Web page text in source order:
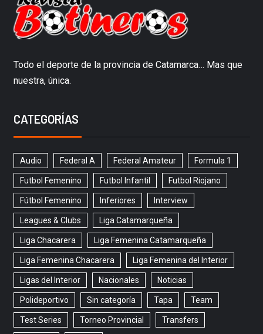
Todo el deporte de la provincia de Catamarca… Mas que
nuestra, única.
CATEGORÍAS
Audio Federal A Federal Amateur Formula 1
Futbol Femenino Futbol Infantil Futbol Riojano
Fútbol Femenino Inferiores Interview
Leagues & Clubs Liga Catamarqueña
Liga Chacarera Liga Femenina Catamarqueña
Liga Femenina Chacarera Liga Femenina del Interior
Ligas del Interior Nacionales Noticias
Polideportivo Sin categoría Tapa Team
Test Series Torneo Provincial Transfers